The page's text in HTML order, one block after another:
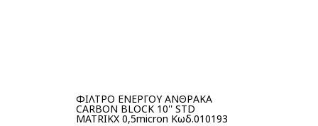
ΦΙΛΤΡΟ ΕΝΕΡΓΟΥ ΑΝΘΡΑΚΑ
CARBON BLOCK 10'' STD
MATRIKX 0,5micron Κωδ.010193